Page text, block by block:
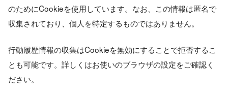
のためにCookieを使用しています。なお、この情報は匿名で
収集されており、個人を特定するものではありません。
行動履歴情報の収集はCookieを無効にすることで拒否するこ
とも可能です。詳しくはお使いのブラウザの設定をご確認く
ださい。